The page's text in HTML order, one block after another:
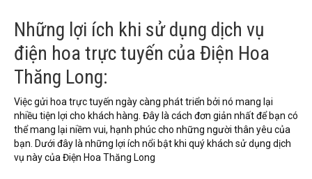
Những lợi ích khi sử dụng dịch vụ
điện hoa trực tuyến của Điện Hoa
Thăng Long:
Việc gửi hoa trực tuyến ngày càng phát triển bởi nó mang lại
nhiều tiện lợi cho khách hàng. Đây là cách đơn giản nhất để bạn có
thể mang lại niềm vui, hạnh phúc cho những người thân yêu của
bạn. Dưới đây là những lợi ích nổi bật khi quý khách sử dụng dịch
vụ này của Điện Hoa Thăng Long